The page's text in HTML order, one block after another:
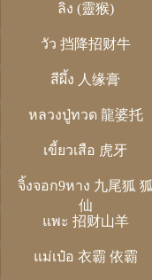
ลิง (靈猴)
วัว 挡降招财牛
สีผึ้ง 人缘膏
หลวงปู่ทวด 龍婆托
เขี้ยวเสือ 虎牙
จิ้งจอก9หาง 九尾狐
仙
แพะ 招财山羊
แม่เป๋อ 衣霸 依霸